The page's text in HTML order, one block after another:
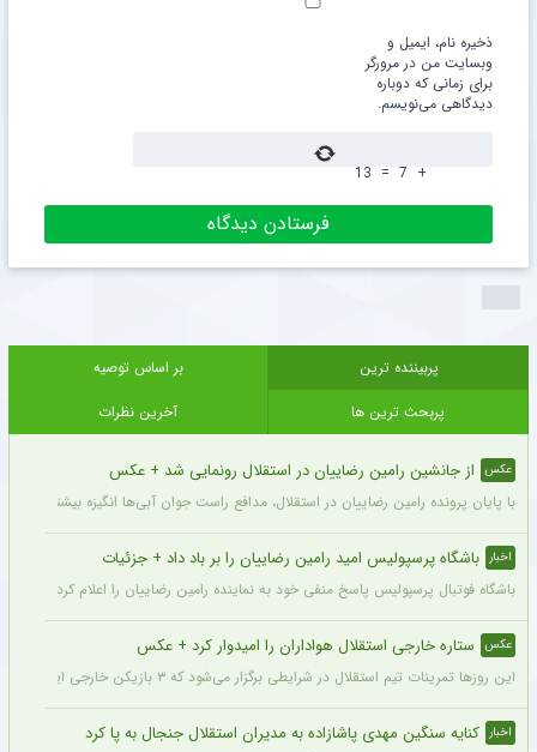
وبسایت من در مرورگر
برای زمانی که دوباره
+
7
=
پربیننده ترین
بر اساس توصیه
پربحث ترین ها
آخرین نظرات
عکس از جانشین رامین رضاییان در استقلال رونمایی شد + عکس
با پایان پرونده رامین رضاییان در استقلال، مدافع راست جوان آبی‌ها انگیزه بیشتری
اخبار باشگاه پرسپولیس امید رامین رضاییان را بر باد داد + جزئیات